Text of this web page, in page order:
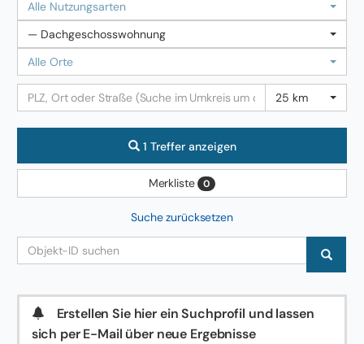
Alle Nutzungsarten
— Dachgeschosswohnung
Alle Orte
25 km
1 Treffer anzeigen
Merkliste 0
Suche zurücksetzen
Erstellen Sie hier ein Suchprofil und lassen
sich per E-Mail über neue Ergebnisse